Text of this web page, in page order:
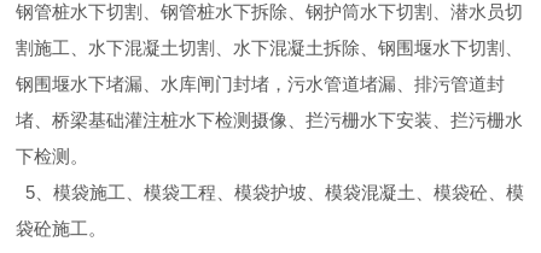
钢管桩水下切割、钢管桩水下拆除、钢护筒水下切割、潜水员切
割施工、水下混凝土切割、水下混凝土拆除、钢围堰水下切割、
钢围堰水下堵漏、水库闸门封堵，污水管道堵漏、排污管道封
堵、桥梁基础灌注桩水下检测摄像、拦污栅水下安装、拦污栅水
下检测。
5、模袋施工、模袋工程、模袋护坡、模袋混凝土、模袋砼、模
袋砼施工。